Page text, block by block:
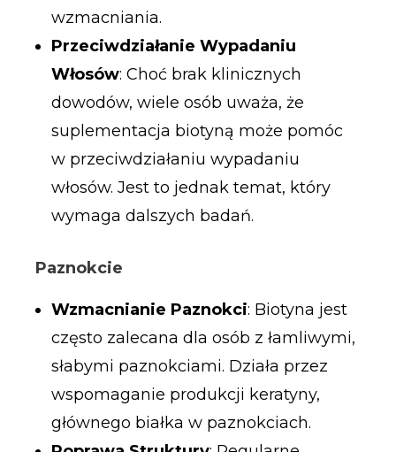
wzmacniania.
Przeciwdziałanie Wypadaniu
Włosów: Choć brak klinicznych
dowodów, wiele osób uważa, że
suplementacja biotyną może pomóc
w przeciwdziałaniu wypadaniu
włosów. Jest to jednak temat, który
wymaga dalszych badań.
Paznokcie
Wzmacnianie Paznokci: Biotyna jest
często zalecana dla osób z łamliwymi,
słabymi paznokciami. Działa przez
wspomaganie produkcji keratyny,
głównego białka w paznokciach.